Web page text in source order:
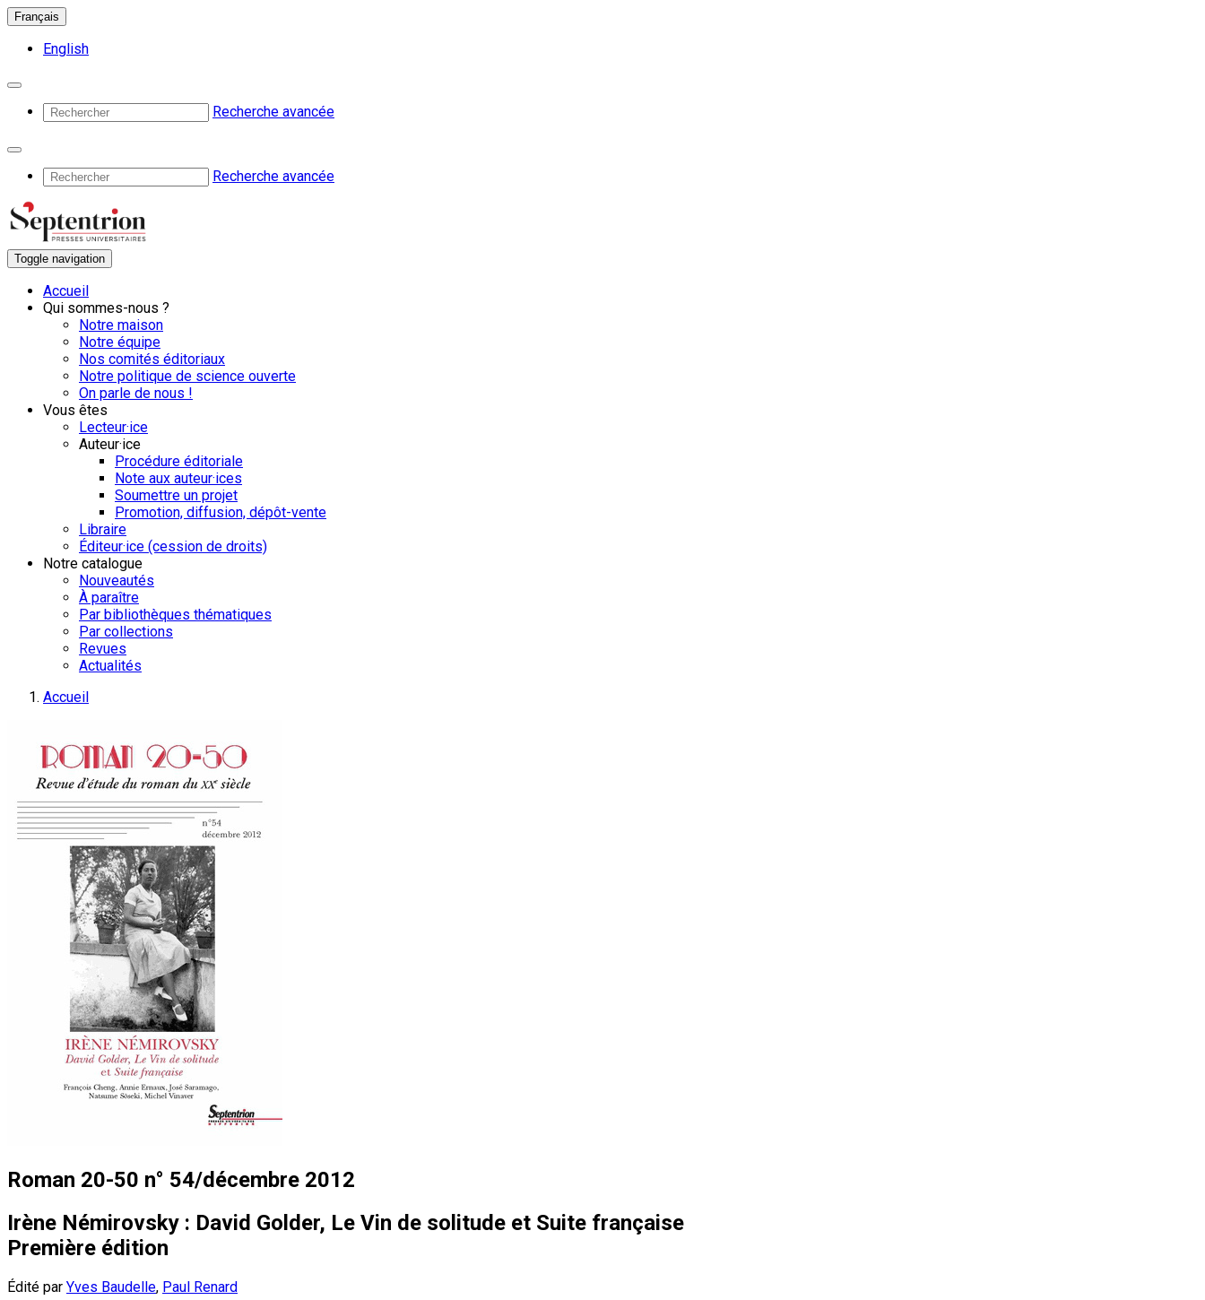
Français
English
Recherche avancée
Recherche avancée
Toggle navigation
Accueil
Qui sommes-nous ?
Notre maison
Notre équipe
Nos comités éditoriaux
Notre politique de science ouverte
On parle de nous !
Vous êtes
Lecteur·ice
Auteur·ice
Procédure éditoriale
Note aux auteur·ices
Soumettre un projet
Promotion, diffusion, dépôt-vente
Libraire
Éditeur·ice (cession de droits)
Notre catalogue
Nouveautés
À paraître
Par bibliothèques thématiques
Par collections
Revues
Actualités
Accueil
Roman 20-50 n° 54/décembre 2012
Irène Némirovsky : David Golder, Le Vin de solitude et Suite française
Première édition
Édité par Yves Baudelle, Paul Renard